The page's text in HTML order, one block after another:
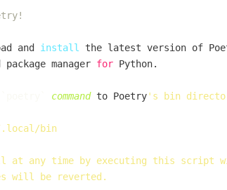
and install
the latest version of
package manager for Python.
command to Poetry's bin
.local/bin
at any time by executing this script
will be reverted.